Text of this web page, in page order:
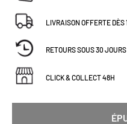
LIVRAISON OFFERTE DÈS
RETOURS SOUS 30 JOURS
CLICK & COLLECT 48H